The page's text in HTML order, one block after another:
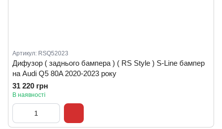
Артикул: RSQ52023
Дифузор ( заднього бампера ) ( RS Style ) S-Line бампер
на Audi Q5 80A 2020-2023 року
31 220 грн
В наявності